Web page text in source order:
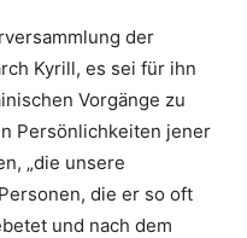
der
Kyrill, es sei für ihn
Vorgänge zu
Persönlichkeiten jener
„die unsere
die er so oft
und nach dem